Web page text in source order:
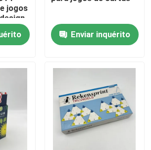
de mesa
de tarô
jogos
Enviar inquérito